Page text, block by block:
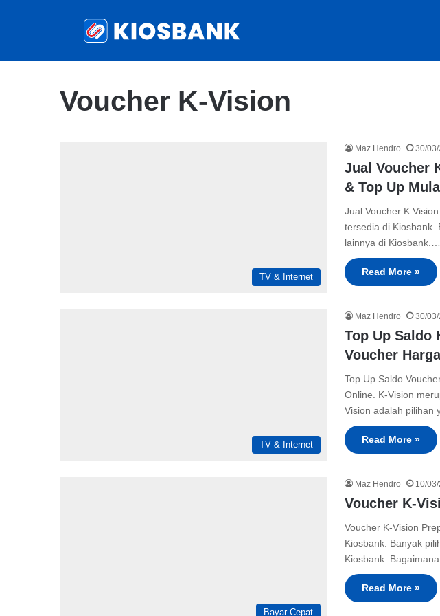
Voucher K-Vision
TV & Internet
Maz Hendro 30/
Jual Voucher
& Top Up
Jual Voucher K
tersedia di Kiosbank.
lainnya di Kiosbank.…
Read More »
TV & Internet
Maz Hendro 30/
Top Up Saldo
Voucher
Top Up Saldo
Online. K-Vision
Vision adalah pilihan
Read More »
Bayar Cepat
Maz Hendro 10/
Voucher K-
Voucher K-Vision
Kiosbank. Banyak
Kiosbank.
Read More »